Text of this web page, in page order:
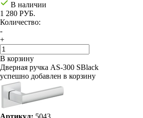
В наличии
1 280 РУБ.
Количество:
-
+
В корзину
Дверная ручка AS-300 SBlack
успешно добавлен в корзину